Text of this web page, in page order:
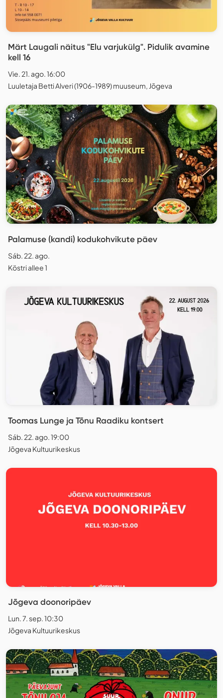
Märt Laugali näitus "Elu varjukülg". Pidulik avamine
kell 16
Vie. 21. ago. 16:00
Luuletaja Betti Alveri (1906-1989) muuseum, Jõgeva
Palamuse (kandi) kodukohvikute päev
Sáb. 22. ago.
Köstri allee 1
Toomas Lunge ja Tõnu Raadiku kontsert
Sáb. 22. ago. 19:00
Jõgeva Kultuurikeskus
Jõgeva doonoripäev
Lun. 7. sep. 10:30
Jõgeva Kultuurikeskus